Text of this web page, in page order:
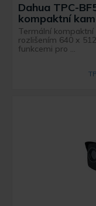
Dahua TPC-
kompaktní
Termální kompaktní
rozlišením 640 x
funkcemi pro ...